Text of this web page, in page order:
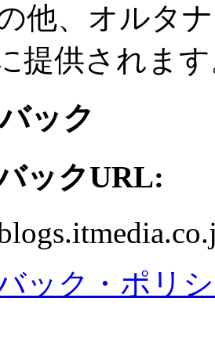
他、オルタ
提供されま
ック
ックURL:
ック・ポリ